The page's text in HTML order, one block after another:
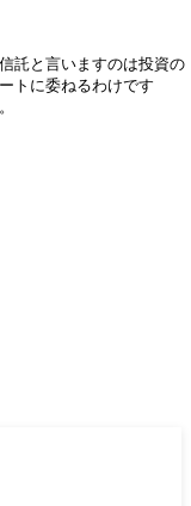
託と言いますのは投資の
トに委ねるわけです